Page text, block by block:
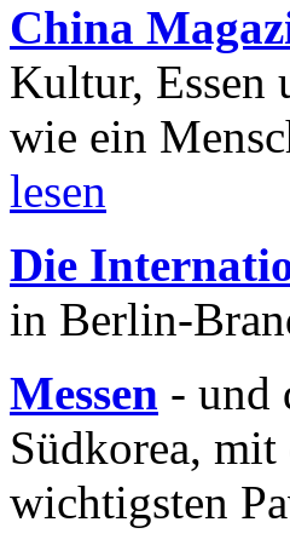
China
Kultur, Essen
wie ein
lesen
Die
in Berlin-
Messen - und
Südkorea,
wichtigsten